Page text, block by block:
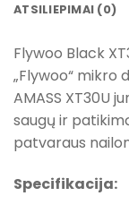
ATSILIEPIMAI (0)
Flywoo Black
„Flywoo“ mikro
AMASS XT30U
saugų ir
patvaraus
Specifikacija: